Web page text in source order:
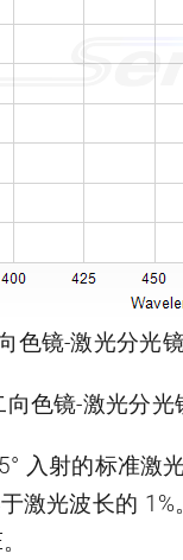
色镜-激光分光
向色镜-激光分
入射的标准激
激光波长的